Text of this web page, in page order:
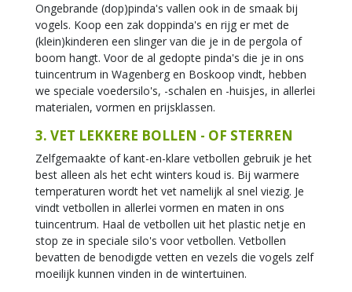
Ongebrande (dop)pinda's vallen ook in de smaak bij
vogels. Koop een zak doppinda's en rijg er met de
(klein)kinderen een slinger van die je in de pergola of
boom hangt. Voor de al gedopte pinda's die je in ons
tuincentrum in Wagenberg en Boskoop vindt, hebben
we speciale voedersilo's, -schalen en -huisjes, in allerlei
materialen, vormen en prijsklassen.
3. VET LEKKERE BOLLEN - OF STERREN
Zelfgemaakte of kant-en-klare vetbollen gebruik je het
best alleen als het echt winters koud is. Bij warmere
temperaturen wordt het vet namelijk al snel viezig. Je
vindt vetbollen in allerlei vormen en maten in ons
tuincentrum. Haal de vetbollen uit het plastic netje en
stop ze in speciale silo's voor vetbollen. Vetbollen
bevatten de benodigde vetten en vezels die vogels zelf
moeilijk kunnen vinden in de wintertuinen.